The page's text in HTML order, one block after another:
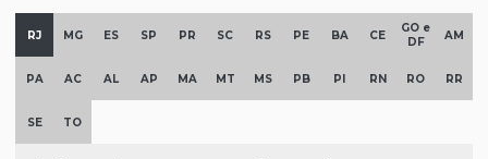
RJ MG ES SP PR SC RS PE BA CE
GO e
DF
AM
PA AC AL AP MA MT MS PB PI RN RO RR
SE TO